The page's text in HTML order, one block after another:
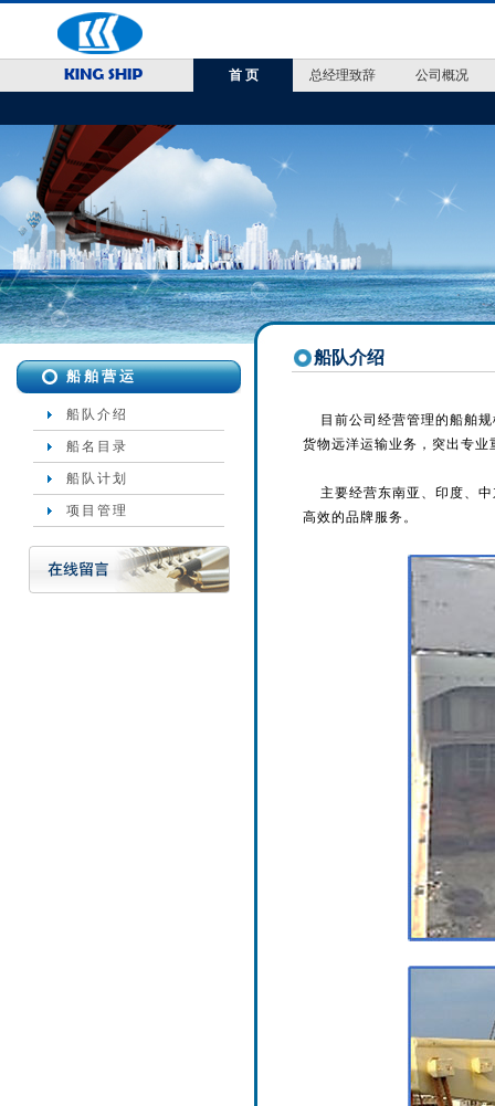
首 页 总经理致辞 公司概况
船舶营运
船队介绍
船名目录
船队计划
项目管理
船队介绍
目前公司经营管理的船舶
货物远洋运输业务，突出专
主要经营东南亚、印度、
高效的品牌服务。